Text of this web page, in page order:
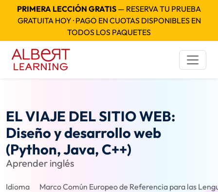
PRIMERA LECCIÓN GRATIS — RESERVA TU PRUEBA
GRATUITA HOY · PAGO EN CUOTAS DISPONIBLES EN
TODOS LOS PAQUETES
EL VIAJE DEL SITIO WEB:
Diseño y desarrollo web
(Python, Java, C++)
Aprender inglés
Idioma Marco Común Europeo de Referencia para las